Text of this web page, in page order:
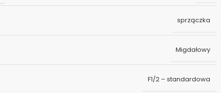
sprzączka
Migdałowy
F1/2 – standardowa